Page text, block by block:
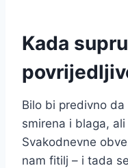
Kada
Bilo bi predivno
smirena i blaga,
Svakodnevne
nam fitilj – i tada